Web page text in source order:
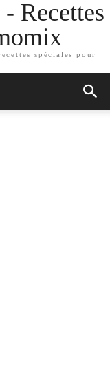
Recettes
spéciales pour